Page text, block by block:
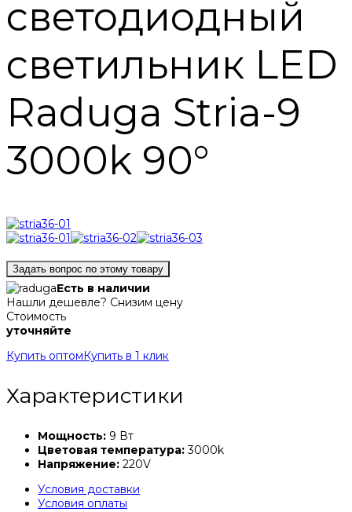
светодиодный
светильник LED
Raduga Stria-9
3000k 90°
Задать вопрос по этому товару
Есть в наличии
Нашли дешевле? Снизим цену
Стоимость
уточняйте
Купить оптом Купить в 1 клик
Характеристики
Мощность: 9 Вт
Цветовая температура:3000k
Напряжение: 220V
Условия доставки
Условия оплаты